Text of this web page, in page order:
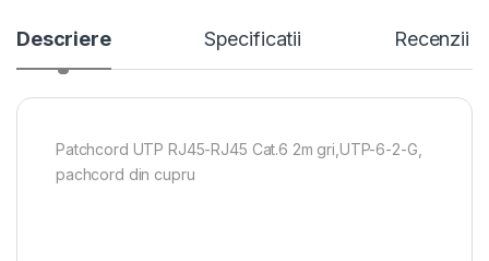
Descriere Specificatii Recenzii
Patchcord UTP RJ45-RJ45 Cat.6 2m gri,UTP-6-2-G,
pachcord din cupru